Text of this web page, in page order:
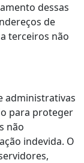
dessas
de
terceiros não
administrativas
para proteger
não
indevida. O